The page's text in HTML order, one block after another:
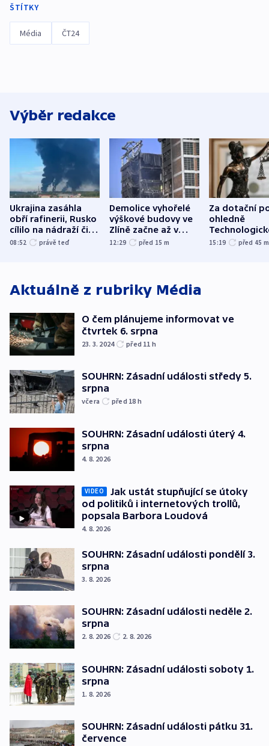
ŠTÍTKY
Média ČT24
Výběr redakce
Ukrajina zasáhla
obří rafinerii, Rusko
cílilo na nádraží či
autobus
08:52 právě teď
Demolice vyhořelé
výškové budovy ve
Zlíně začne až v
následujících dnech
12:29 před 15 m
Za dotační
ohledně
parku poslal
15:19 před 45 m
Aktuálně z rubriky Média
O čem plánujeme informovat ve
čtvrtek 6. srpna
23. 3. 2024 před 11 h
SOUHRN: Zásadní události středy 5.
srpna
včera před 18 h
SOUHRN: Zásadní události úterý 4.
srpna
4. 8. 2026
VIDEO
Jak ustát stupňující se útoky
od politiků i internetových trollů,
popsala Barbora Loudová
4. 8. 2026
SOUHRN: Zásadní události pondělí 3.
srpna
3. 8. 2026
SOUHRN: Zásadní události neděle 2.
srpna
2. 8. 2026 2. 8. 2026
SOUHRN: Zásadní události soboty 1.
srpna
1. 8. 2026
SOUHRN: Zásadní události pátku 31.
července